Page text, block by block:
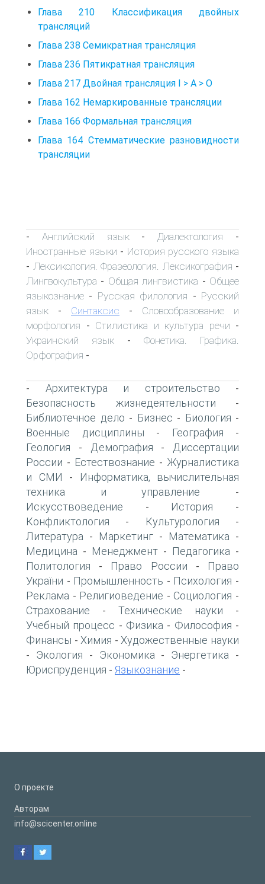
Глава 210 Классификация двойных
трансляций
Глава 238 Семикратная трансляция
Глава 236 Пятикратная трансляция
Глава 217 Двойная трансляция I > А > О
Глава 162 Немаркированные трансляции
Глава 166 Формальная трансляция
Глава 164 Стемматические разновидности
трансляции
- Английский язык- Диалектология -
Иностранные языки - История русского языка
- Лексикология. Фразеология. Лексикография -
Лингвокультура - Общая лингвистика - Общее
языкознание - Русская филология - Русский
язык - Синтаксис - Словообразование и
морфология - Стилистика и культура речи -
Украинский язык - Фонетика. Графика.
Орфография -
- Архитектура и строительство -
Безопасность жизнедеятельности -
Библиотечное дело - Бизнес - Биология -
Военные дисциплины - География -
Геология - Демография -
Диссертации
России - Естествознание - Журналистика
и СМИ -
Информатика, вычислительная
техника и управление -
Искусствоведение - История -
Конфликтология - Культурология -
Литература - Маркетинг - Математика -
Медицина - Менеджмент - Педагогика -
Политология - Право России -
Право
України - Промышленность - Психология -
Реклама - Религиоведение - Социология -
Страхование - Технические науки -
Учебный процесс - Физика - Философия -
Финансы - Химия - Художественные науки
- Экология - Экономика - Энергетика -
Юриспруденция - Языкознание -
О проекте
Авторам
info@scicenter.online